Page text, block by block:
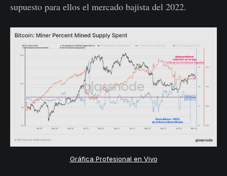
supuesto para ellos el mercado bajista del 2022.
Gráfica Profesional en Vivo